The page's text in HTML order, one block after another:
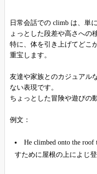
日常会話での climb は、単
ょっとした段差や高さへの
特に、体を引き上げてどこ
重宝します。
友達や家族とのカジュアル
ない表現です。
ちょっとした冒険や遊びの
例文：
He climbed onto the
すために屋根の上によじ登